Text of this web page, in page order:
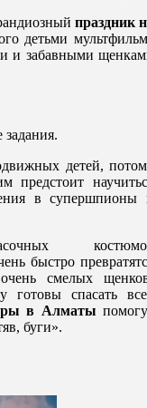
праздник
детьми
и забавными
детей,
предстоит
в супершпионы
быстро
смелых
готовы спасать
в Алматы
буги».